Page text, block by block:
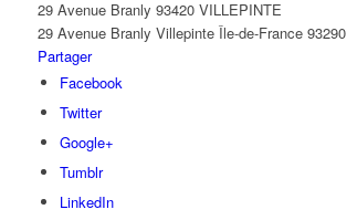
29 Avenue Branly 93420 VILLEPINTE
29 Avenue Branly Villepinte Île-de-France 93290
Partager
Facebook
Twitter
Google+
Tumblr
LinkedIn